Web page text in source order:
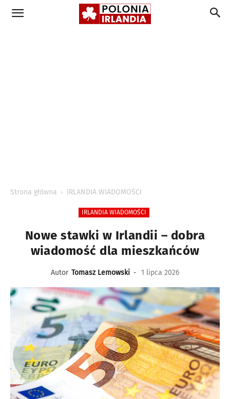
Strona główna IRLANDIA WIADOMOŚCI
IRLANDIA WIADOMOŚCI
Nowe stawki w Irlandii – dobra
wiadomość dla mieszkańców
Autor Tomasz Lemowski - 1 lipca 2026